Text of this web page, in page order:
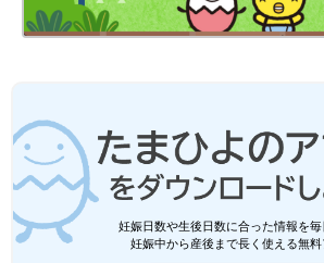
妊娠日数や生後日数に合った情報を
妊娠中から産後まで長く使える無料